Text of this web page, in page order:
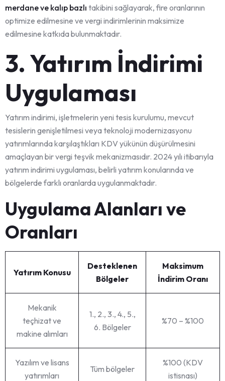
merdane ve kalıp bazlı takibini sağlayarak, fire oranlarının
optimize edilmesine ve vergi indirimlerinin maksimize
edilmesine katkıda bulunmaktadır.
3. Yatırım İndirimi
Uygulaması
Yatırım indirimi, işletmelerin yeni tesis kurulumu, mevcut
tesislerin genişletilmesi veya teknoloji modernizasyonu
yatırımlarında karşılaştıkları KDV yükünün düşürülmesini
amaçlayan bir vergi teşvik mekanizmasıdır. 2024 yılı itibarıyla
yatırım indirimi uygulaması, belirli yatırım konularında ve
bölgelerde farklı oranlarda uygulanmaktadır.
Uygulama Alanları ve
Oranları
Yatırım Konusu
Desteklenen
Bölgeler
Maksimum
İndirim Oranı
Mekanik
teçhizat ve
makine alımları
1., 2., 3., 4., 5.,
6. Bölgeler
%70 – %100
Yazılım ve lisans
yatırımları
Tüm bölgeler
%100 (KDV
istisnası)